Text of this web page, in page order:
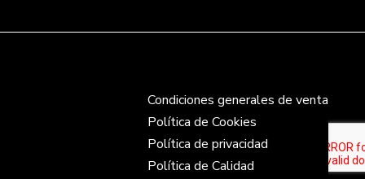
Condiciones generales de venta
Política de Cookies
Política de privacidad
Política de Calidad